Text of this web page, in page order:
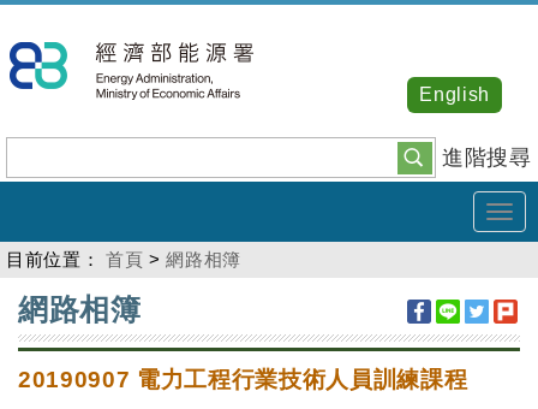
到
主
內
容
進階搜尋
English
目前位置： 首頁 >網路相簿
:::
網路相簿
20190907 電力工程行業技術人員訓練課程